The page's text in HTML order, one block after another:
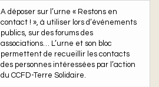
A déposer sur l’urne « Restons en
contact ! », à utiliser lors d’événements
publics, sur des forums des
associations… L’urne et son bloc
permettent de recueillir les contacts
des personnes intéressées par l’action
du CCFD-Terre Solidaire.